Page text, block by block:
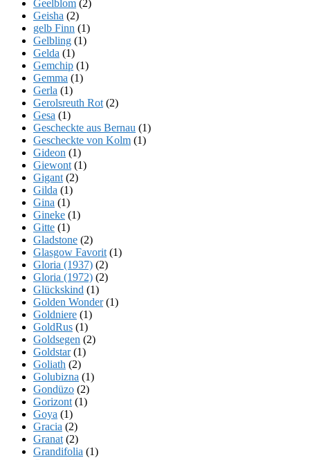
Geelblom (2)
Geisha (2)
gelb Finn (1)
Gelbling (1)
Gelda (1)
Gemchip (1)
Gemma (1)
Gerla (1)
Gerolsreuth Rot (2)
Gesa (1)
Gescheckte aus Bernau (1)
Gescheckte von Kolm (1)
Gideon (1)
Giewont (1)
Gigant (2)
Gilda (1)
Gina (1)
Gineke (1)
Gitte (1)
Gladstone (2)
Glasgow Favorit (1)
Gloria (1937) (2)
Gloria (1972) (2)
Glückskind (1)
Golden Wonder(1)
Goldniere (1)
GoldRus (1)
Goldsegen (2)
Goldstar(1)
Goliath (2)
Golubizna (1)
Gondüzo (2)
Gorizont (1)
Goya (1)
Gracia (2)
Granat (2)
Grandifolia (1)